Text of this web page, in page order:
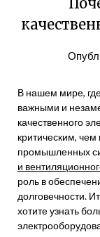
В нашем мире,
важными и
качественного
критическим,
промышленных
и
роль в
долговечности.
хотите узнать